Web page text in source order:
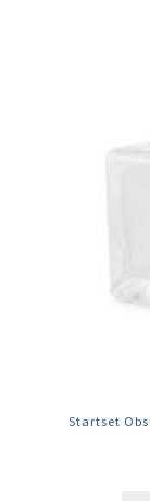
Startset